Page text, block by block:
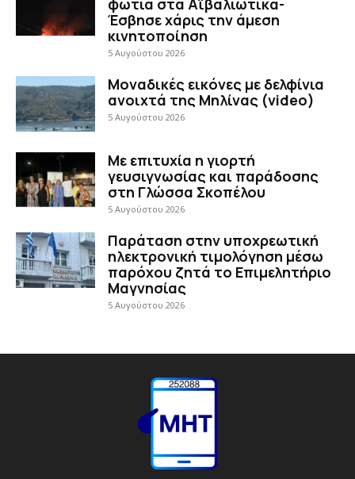
φωτιά στα Αϊβαλιώτικα-
Έσβησε χάρις την άμεση
κινητοποίηση
5 Αυγούστου 2026
Μοναδικές εικόνες με δελφίνια
ανοιχτά της Μηλίνας (video)
5 Αυγούστου 2026
Με επιτυχία η γιορτή
γευσιγνωσίας και παράδοσης
στη Γλώσσα Σκοπέλου
5 Αυγούστου 2026
Παράταση στην υποχρεωτική
ηλεκτρονική τιμολόγηση μέσω
παρόχου ζητά το Επιμελητήριο
Μαγνησίας
5 Αυγούστου 2026